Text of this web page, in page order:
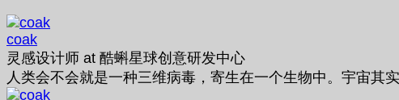
coak
灵感设计师 at 酷蝌星球创意研发中心
人类会不会就是一种三维病毒，寄生在一个生物中。宇宙其